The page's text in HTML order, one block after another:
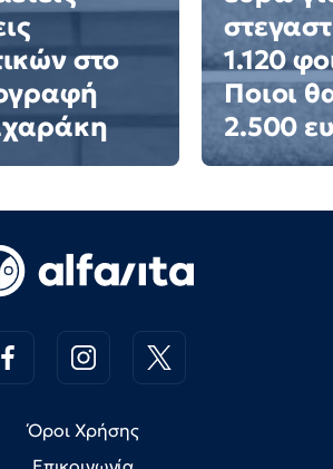
στο
1.120
Ποιοι
2.500
Όροι Χρήσης